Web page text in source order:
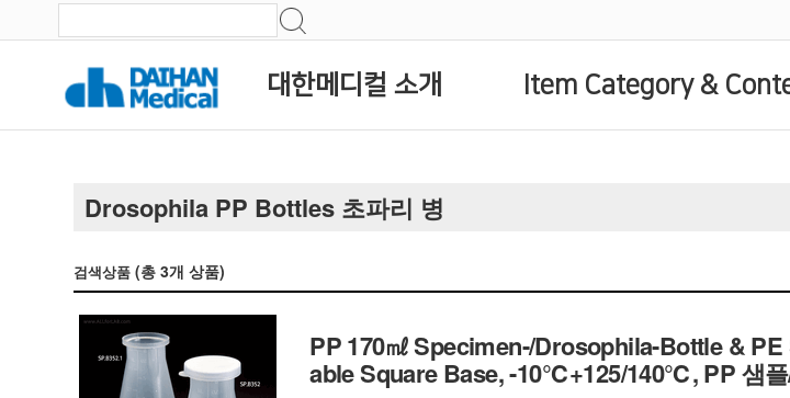
대한메디컬 소개 Item Category &
Drosophila PP Bottles 초파리 병
검색상품 (총3개 상품)
PP 170㎖ Specimen-/Drosophila-Bottle &
able Square Base, -10℃+125/140℃, PP 샘